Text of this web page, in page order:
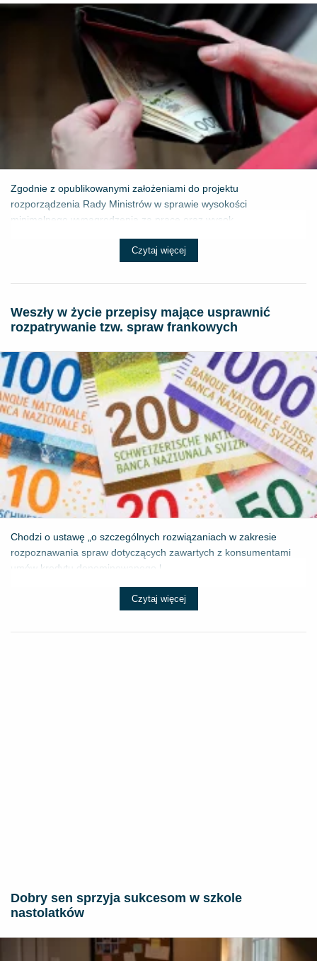
Zgodnie z opublikowanymi założeniami do projektu
rozporządzenia Rady Ministrów w sprawie wysokości
minimalnego wynagrodzenia za pracę oraz wysok...
Czytaj więcej
Weszły w życie przepisy mające usprawnić
rozpatrywanie tzw. spraw frankowych
Chodzi o ustawę „o szczególnych rozwiązaniach w zakresie
rozpoznawania spraw dotyczących zawartych z konsumentami
umów kredytu denominowanego l...
Czytaj więcej
Dobry sen sprzyja sukcesom w szkole
nastolatków